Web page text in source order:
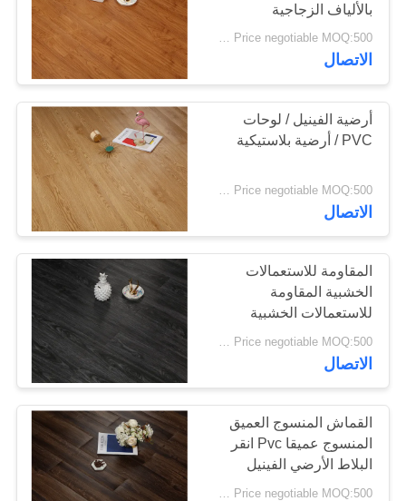
بالألياف الزجاجية
Price negotiable MOQ:500 متر مربع
الاتصال
أرضية الفينيل / لوحات
PVC / أرضية بلاستيكية
الاتصال
المقاومة للاستعمالات
الخشبية المقاومة
للاستعمالات الخشبية
المقاومة للاستعمالات
الخشبية
الاتصال
القماش المنسوج العميق
المنسوج عميقا Pvc انقر
البلاط الأرضي الفينيل
2mm سمك
Price negotiable MOQ:500 متر مربع